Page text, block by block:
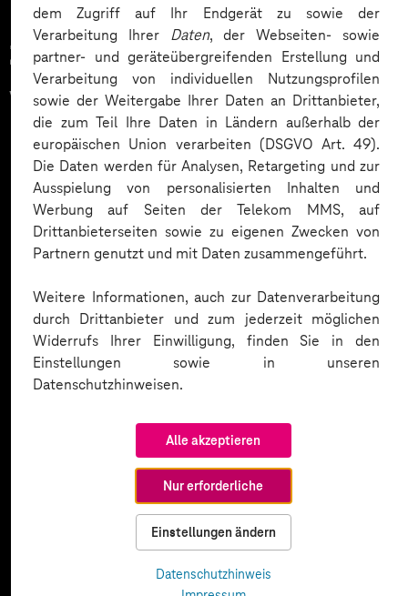
dem Zugriff auf Ihr Endgerät zu sowie der
Verarbeitung Ihrer Daten, der Webseiten- sowie
partner- und geräteübergreifenden Erstellung und
Verarbeitung von individuellen Nutzungsprofilen
sowie der Weitergabe Ihrer Daten an Drittanbieter,
die zum Teil Ihre Daten in Ländern außerhalb der
europäischen Union verarbeiten (DSGVO Art. 49).
Die Daten werden für Analysen, Retargeting und zur
Ausspielung von personalisierten Inhalten und
Werbung auf Seiten der Telekom MMS, auf
Drittanbieterseiten sowie zu eigenen Zwecken von
Partnern genutzt und mit Daten zusammengeführt.
Weitere Informationen, auch zur Datenverarbeitung
durch Drittanbieter und zum jederzeit möglichen
Widerrufs Ihrer Einwilligung, finden Sie in den
Einstellungen sowie in unseren
Datenschutzhinweisen.
Alle akzeptieren
Nur erforderliche
Einstellungen ändern
Datenschutzhinweis
Zahlreiche Unternehmen
vertrauen auf unsere
Expertise. Hier eine Auswahl: